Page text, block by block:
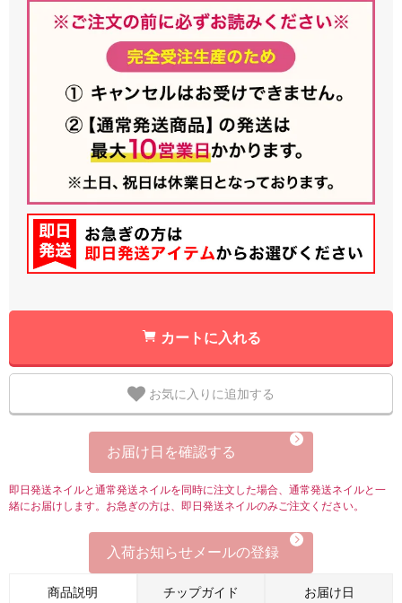
カートに入れる
お気に入りに追加する
お届け日を確認する
即日発送ネイルと通常発送ネイルを同時に注文した場合、通常発送ネイルと一
緒にお届けします。お急ぎの方は、即日発送ネイルのみご注文ください。
入荷お知らせメールの登録
商品説明 チップガイド お届け日